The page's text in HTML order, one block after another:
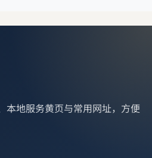
本地服务黄页与常用网址，方便